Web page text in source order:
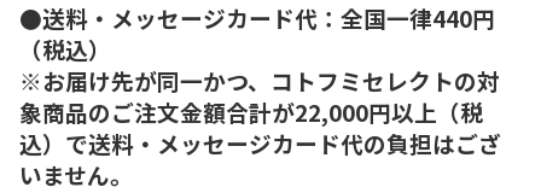
●送料・メッセージカード代：全国一律440円
（税込）
※お届け先が同一かつ、コトフミセレクトの対
象商品のご注文金額合計が22,000円以上（税
込）で送料・メッセージカード代の負担はござ
いません。